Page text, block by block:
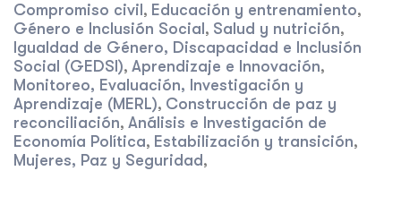
Compromiso civil , Educación y entrenamiento,
Género e Inclusión Social , Salud y nutrición,
Igualdad de Género, Discapacidad e Inclusión
Social (GEDSI), Aprendizaje e Innovación,
Monitoreo, Evaluación, Investigación y
Aprendizaje (MERL), Construcción de paz y
reconciliación, Análisis e Investigación de
Economía Política, Estabilización y transición,
Mujeres, Paz y Seguridad ,